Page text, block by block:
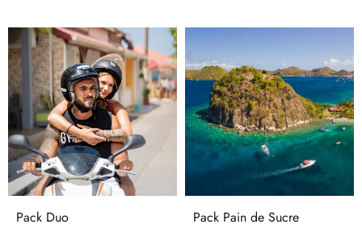
Pack Duo Pack Pain de Sucre